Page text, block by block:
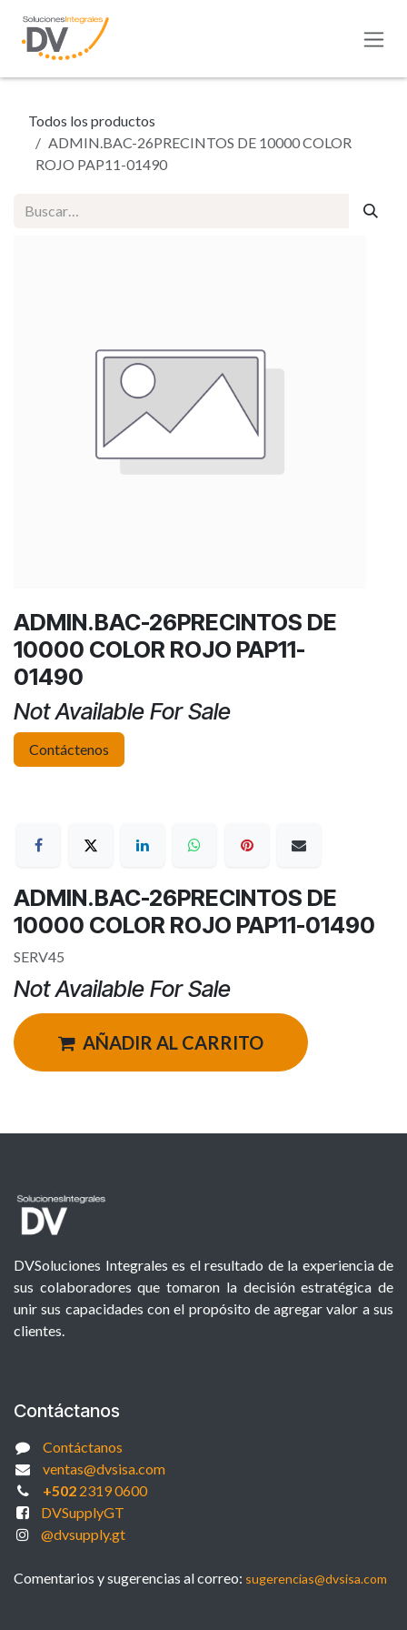
Todos los productos
ADMIN.BAC-26PRECINTOS DE 10000 COLOR
ROJO PAP11-01490
ADMIN.BAC-26PRECINTOS DE
10000 COLOR ROJO PAP11-
01490
Not Available For Sale
Contáctenos
ADMIN.BAC-26PRECINTOS DE
10000 COLOR ROJO PAP11-01490
SERV45
Not Available For Sale
AÑADIR AL CARRITO
DVSoluciones Integrales es el resultado de la experiencia de
sus colaboradores que tomaron la decisión estratégica de
unir sus capacidades con el propósito de agregar valor a sus
clientes.
Contáctanos
Contáctanos
ventas@dvsisa.com
+5022319 0600
DVSupplyGT
@dvsupply.gt
Comentarios y sugerencias al correo: sugerencias@dvsisa.com